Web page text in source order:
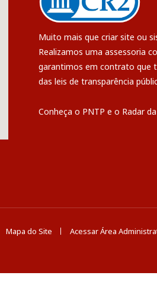
Muito mais que criar site ou
Realizamos uma assessoria
garantimos em contrato que
das leis de transparência
Conheça o PNTP e o Radar
Mapa do Site Acessar Área